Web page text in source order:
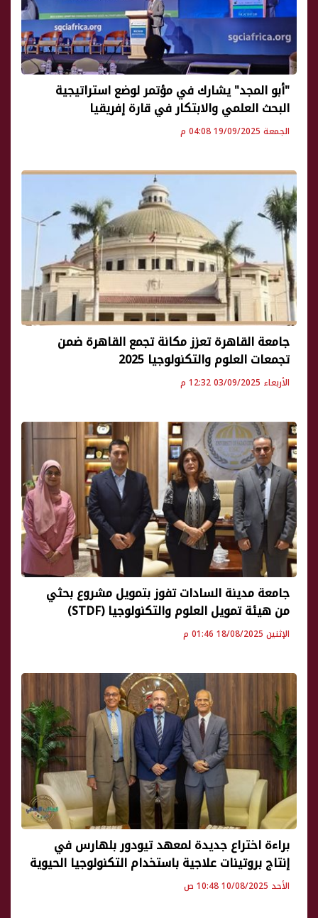
"أبو المجد" يشارك في مؤتمر لوضع استراتيجية
البحث العلمي والابتكار في قارة إفريقيا
الجمعة 19/09/2025 04:08 م
جامعة القاهرة تعزز مكانة تجمع القاهرة ضمن
تجمعات العلوم والتكنولوجيا 2025
الأربعاء 03/09/2025 12:32 م
جامعة مدينة السادات تفوز بتمويل مشروع بحثي
من هيئة تمويل العلوم والتكنولوجيا (STDF)
الإثنين 18/08/2025 01:46 م
براءة اختراع جديدة لمعهد تيودور بلهارس في
إنتاج بروتينات علاجية باستخدام التكنولوجيا الحيوية
الأحد 10/08/2025 10:48 ص